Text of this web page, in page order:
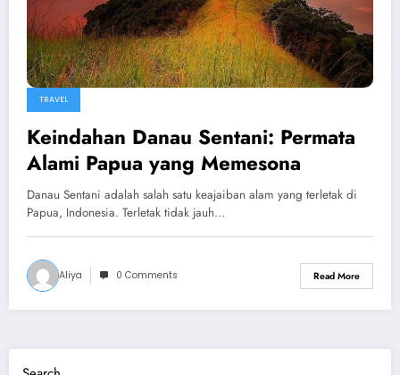
TRAVEL
Keindahan Danau Sentani: Permata
Alami Papua yang Memesona
Danau Sentani adalah salah satu keajaiban alam yang terletak di
Papua, Indonesia. Terletak tidak jauh…
Aliya 0 Comments Read More